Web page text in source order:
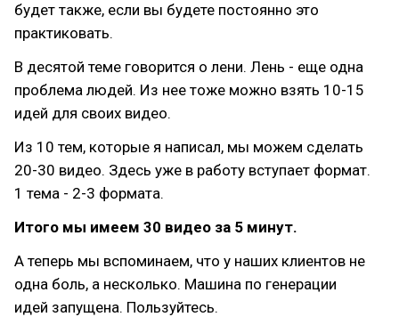
будет также, если вы будете постоянно это
практиковать.
В десятой теме говорится о лени. Лень - еще одна
проблема людей. Из нее тоже можно взять 10-15
идей для своих видео.
Из 10 тем, которые я написал, мы можем сделать
20-30 видео. Здесь уже в работу вступает формат.
1 тема - 2-3 формата.
Итого мы имеем 30 видео за 5 минут.
А теперь мы вспоминаем, что у наших клиентов не
одна боль, а несколько. Машина по генерации
идей запущена. Пользуйтесь.